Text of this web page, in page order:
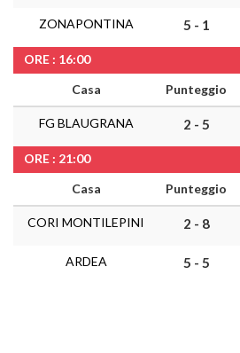
ZONAPONTINA 5 - 1
ORE : 16:00
Casa
Punteggio
FG BLAUGRANA 2 - 5
ORE : 21:00
Casa
Punteggio
CORI MONTILEPINI 2 - 8
ARDEA 5 - 5